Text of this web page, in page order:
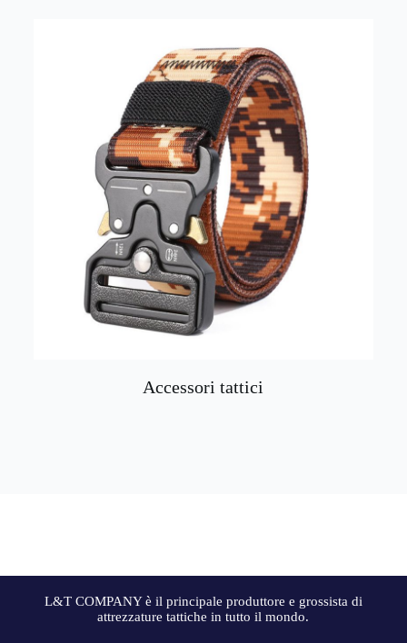
Accessori tattici
L&T COMPANY è il principale produttore e grossista di
attrezzature tattiche in tutto il mondo.